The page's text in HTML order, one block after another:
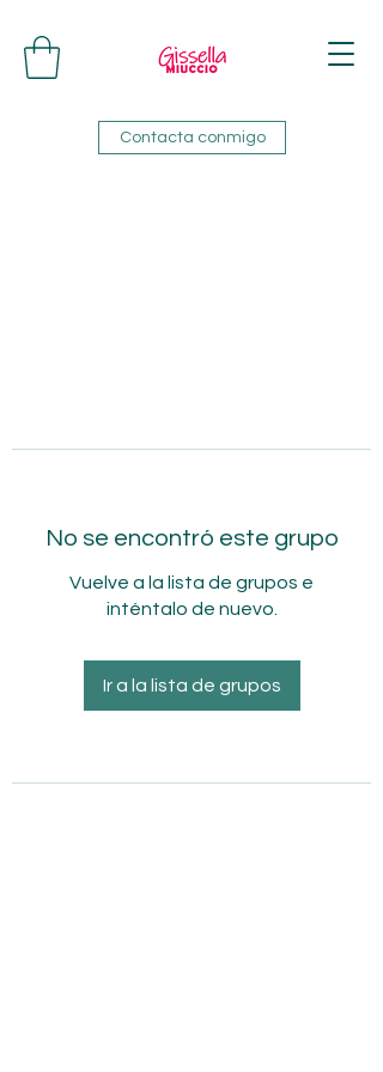
Contacta conmigo
No se encontró este grupo
Vuelve a la lista de grupos e
inténtalo de nuevo.
Ir a la lista de grupos